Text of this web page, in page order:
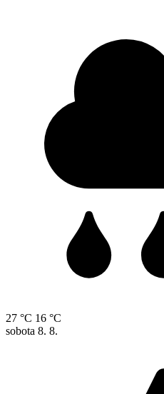
27 °C 16 °C
sobota 8. 8.